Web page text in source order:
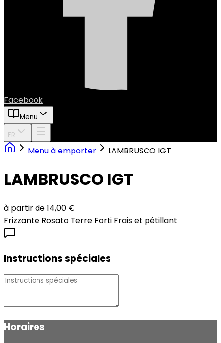
Facebook
Menu
FR
Menu à emporter LAMBRUSCO IGT
LAMBRUSCO IGT
à partir de 14,00 €
Frizzante Rosato Terre Forti Frais et pétillant
Instructions spéciales
Horaires